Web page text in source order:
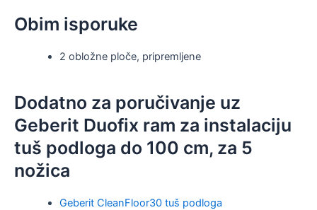
Obim isporuke
2 obložne ploče, pripremljene
Dodatno za poručivanje uz
Geberit Duofix ram za instalaciju
tuš podloga do 100 cm, za 5
nožica
Geberit CleanFloor30 tuš podloga